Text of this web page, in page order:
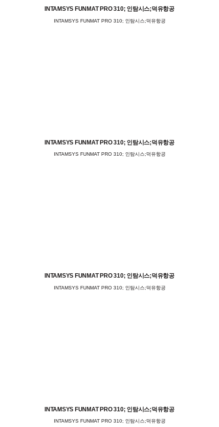
INTAMSYS FUNMAT PRO 310; 인탐시스;덕유항공
INTAMSYS FUNMAT PRO 310; 인탐시스;덕유항공
INTAMSYS FUNMAT PRO 310; 인탐시스;덕유항공
INTAMSYS FUNMAT PRO 310; 인탐시스;덕유항공
INTAMSYS FUNMAT PRO 310; 인탐시스;덕유항공
INTAMSYS FUNMAT PRO 310; 인탐시스;덕유항공
INTAMSYS FUNMAT PRO 310; 인탐시스;덕유항공
INTAMSYS FUNMAT PRO 310; 인탐시스;덕유항공